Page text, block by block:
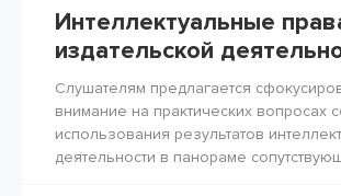
Интеллектуальные
издательской
Слушателям предлагается
внимание на практических вопросах
использования результатов
деятельности в панораме